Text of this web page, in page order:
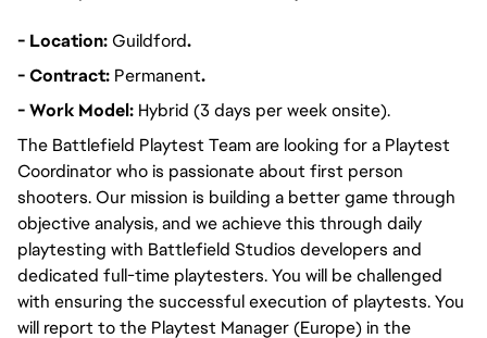
- Location:Guildford.
- Contract: Permanent.
- Work Model: Hybrid (3 days per week onsite).
The Battlefield Playtest Team are looking for a Playtest
Coordinator who is passionate about first person
shooters. Our mission is building a better game through
objective analysis, and we achieve this through daily
playtesting with Battlefield Studios developers and
dedicated full-time playtesters. You will be challenged
with ensuring the successful execution of playtests. You
will report to the Playtest Manager (Europe) in the